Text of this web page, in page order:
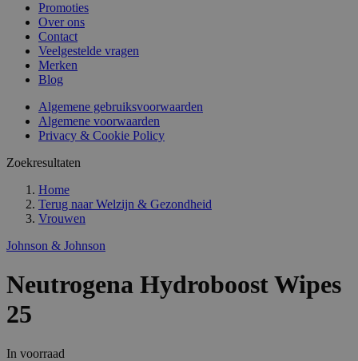
Promoties
Over ons
Contact
Veelgestelde vragen
Merken
Blog
Algemene gebruiksvoorwaarden
Algemene voorwaarden
Privacy & Cookie Policy
Zoekresultaten
Home
Terug naar Welzijn & Gezondheid
Vrouwen
Johnson & Johnson
Neutrogena Hydroboost Wipes
25
In voorraad